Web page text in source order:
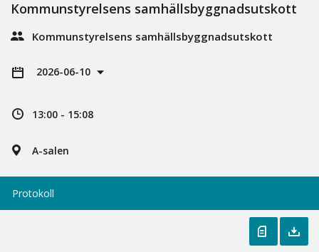
Kommunstyrelsens samhällsbyggnadsutskott
Kommunstyrelsens samhällsbyggnadsutskott
2026-06-10
13:00 - 15:08
A-salen
Protokoll